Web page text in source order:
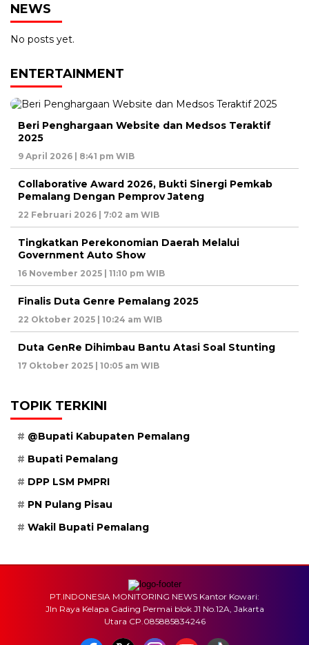
NEWS
No posts yet.
ENTERTAINMENT
Beri Penghargaan Website dan Medsos Teraktif
2025
9 April 2026 | 8:41 pm WIB
Collaborative Award 2026, Bukti Sinergi Pemkab
Pemalang Dengan Pemprov Jateng
22 Februari 2026 | 7:02 am WIB
Tingkatkan Perekonomian Daerah Melalui
Government Auto Show
16 November 2025 | 11:10 pm WIB
Finalis Duta Genre Pemalang 2025
22 Oktober 2025 | 10:24 am WIB
Duta GenRe Dihimbau Bantu Atasi Soal Stunting
17 Oktober 2025 | 10:05 am WIB
TOPIK TERKINI
@Bupati Kabupaten Pemalang
Bupati Pemalang
DPP LSM PMPRI
PN Pulang Pisau
Wakil Bupati Pemalang
PT.INDONESIA MONITORING NEWS Kantor Kowari:
Jln Raya Kelapa Gading Permai blok J1 No.12A, Jakarta
Utara CP.085885834246